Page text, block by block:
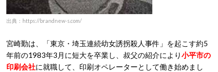
出典：https://brandnew-s.com/
宮崎勤は、「東京・埼玉連続幼女誘拐殺人事件」を起こす約5
年前の1983年3月に短大を卒業し、叔父の紹介により小平市の
印刷会社に就職して、印刷オペレーターとして働き始めまし